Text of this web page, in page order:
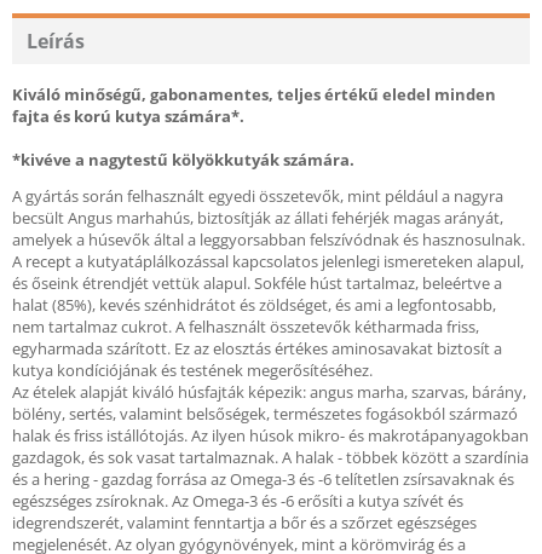
Leírás
Kiváló minőségű, gabonamentes, teljes értékű eledel minden
fajta és korú kutya számára*.
*kivéve a nagytestű kölyökkutyák számára.
A gyártás során felhasznált egyedi összetevők, mint például a nagyra
becsült Angus marhahús, biztosítják az állati fehérjék magas arányát,
amelyek a húsevők által a leggyorsabban felszívódnak és hasznosulnak.
A recept a kutyatáplálkozással kapcsolatos jelenlegi ismereteken alapul,
és őseink étrendjét vettük alapul. Sokféle húst tartalmaz, beleértve a
halat (85%), kevés szénhidrátot és zöldséget, és ami a legfontosabb,
nem tartalmaz cukrot. A felhasznált összetevők kétharmada friss,
egyharmada szárított. Ez az elosztás értékes aminosavakat biztosít a
kutya kondíciójának és testének megerősítéséhez.
Az ételek alapját kiváló húsfajták képezik: angus marha, szarvas, bárány,
bölény, sertés, valamint belsőségek, természetes fogásokból származó
halak és friss istállótojás. Az ilyen húsok mikro- és makrotápanyagokban
gazdagok, és sok vasat tartalmaznak. A halak - többek között a szardínia
és a hering - gazdag forrása az Omega-3 és -6 telítetlen zsírsavaknak és
egészséges zsíroknak. Az Omega-3 és -6 erősíti a kutya szívét és
idegrendszerét, valamint fenntartja a bőr és a szőrzet egészséges
megjelenését. Az olyan gyógynövények, mint a körömvirág és a